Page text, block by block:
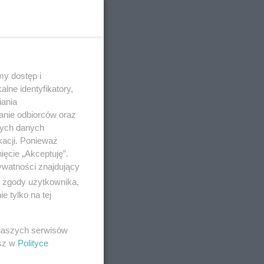
dostęp i
identyfikatory,
odbiorców oraz
danych
Ponieważ
„Akceptuję”.
znajdujący
użytkownika,
tylko na tej
serwisów
w Polityce